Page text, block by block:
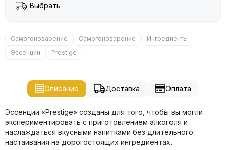
Выбрать
Самогоноварение Самогоноварение
Ингредиенты
Эссенции
Prestige
Описание Доставка Оплата
Эссенции «Prestige» созданы для того, чтобы вы могли
экспериментировать с приготовлением алкоголя и
наслаждаться вкусными напитками без длительного
настаивания на дорогостоящих ингредиентах.